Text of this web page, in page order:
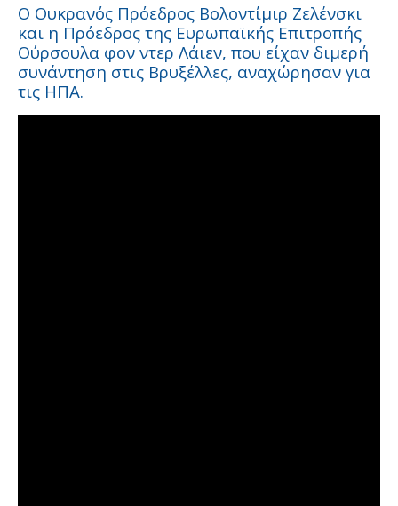
Ο Ουκρανός Πρόεδρος Βολοντίμιρ Ζελένσκι
και η Πρόεδρος της Ευρωπαϊκής Επιτροπής
Ούρσουλα φον ντερ Λάιεν, που είχαν διμερή
συνάντηση στις Βρυξέλλες, αναχώρησαν για
τις ΗΠΑ.